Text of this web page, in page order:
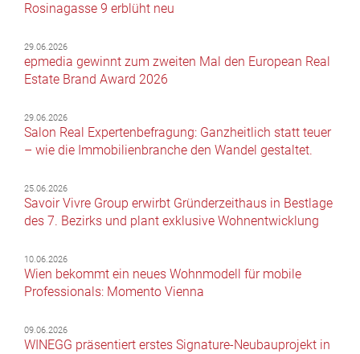
Rosinagasse 9 erblüht neu
29.06.2026
epmedia gewinnt zum zweiten Mal den European Real
Estate Brand Award 2026
29.06.2026
Salon Real Expertenbefragung: Ganzheitlich statt teuer
– wie die Immobilienbranche den Wandel gestaltet.
25.06.2026
Savoir Vivre Group erwirbt Gründerzeithaus in Bestlage
des 7. Bezirks und plant exklusive Wohnentwicklung
10.06.2026
Wien bekommt ein neues Wohnmodell für mobile
Professionals: Momento Vienna
09.06.2026
WINEGG präsentiert erstes Signature-Neubauprojekt in